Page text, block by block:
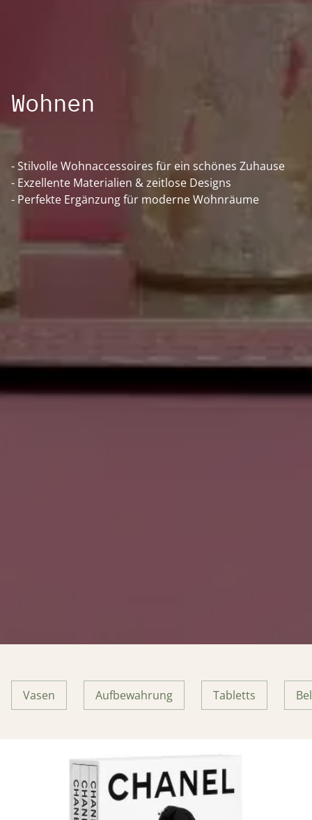
Wohnen
- Stilvolle Wohnaccessoires für ein schönes Zuhause
- Exzellente Materialien & zeitlose Designs
- Perfekte Ergänzung für moderne Wohnräume
Vasen Aufbewahrung Tabletts